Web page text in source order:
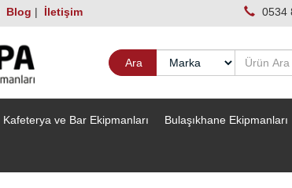
Blog | İletişim 0534
Kafeterya ve Bar Ekipmanları Bulaşıkhane Ekipmanları